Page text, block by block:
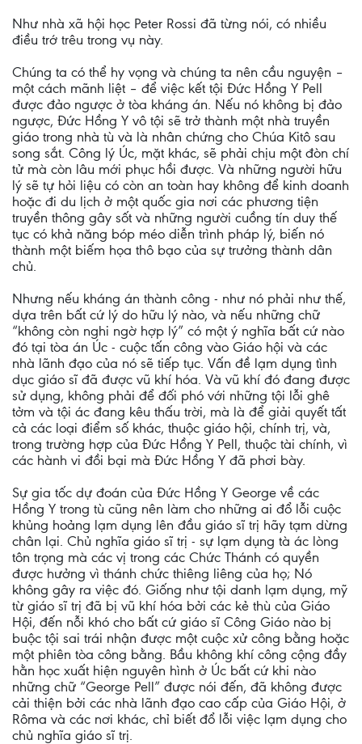
Như nhà xã hội học Peter Rossi đã từng nói, có nhiều
điều trớ trêu trong vụ này.
Chúng ta có thể hy vọng và chúng ta nên cầu nguyện –
một cách mãnh liệt – để việc kết tội Đức Hồng Y Pell
được đảo ngược ở tòa kháng án. Nếu nó không bị đảo
ngược, Đức Hồng Y vô tội sẽ trở thành một nhà truyền
giáo trong nhà tù và là nhân chứng cho Chúa Kitô sau
song sắt. Công lý Úc, mặt khác, sẽ phải chịu một đòn chí
tử mà còn lâu mới phục hồi được. Và những người hữu
lý sẽ tự hỏi liệu có còn an toàn hay không để kinh doanh
hoặc đi du lịch ở một quốc gia nơi các phương tiện
truyền thông gây sốt và những người cuồng tín duy thế
tục có khả năng bóp méo diễn trình pháp lý, biến nó
thành một biếm họa thô bạo của sự trưởng thành dân
chủ.
Nhưng nếu kháng án thành công - như nó phải như thế,
dựa trên bất cứ lý do hữu lý nào, và nếu những chữ
“không còn nghi ngờ hợp lý” có một ý nghĩa bất cứ nào
đó tại tòa án Úc - cuộc tấn công vào Giáo hội và các
nhà lãnh đạo của nó sẽ tiếp tục. Vấn đề lạm dụng tình
dục giáo sĩ đã được vũ khí hóa. Và vũ khí đó đang được
sử dụng, không phải để đối phó với những tội lỗi ghê
tởm và tội ác đang kêu thấu trời, mà là để giải quyết tất
cả các loại điểm số khác, thuộc giáo hội, chính trị, và,
trong trường hợp của Đức Hồng Y Pell, thuộc tài chính, vì
các hành vi đồi bại mà Đức Hồng Y đã phơi bày.
Sự gia tốc dự đoán của Đức Hồng Y George về các
Hồng Y trong tù cũng nên làm cho những ai đổ lỗi cuộc
khủng hoảng lạm dụng lên đầu giáo sĩ trị hãy tạm dừng
chân lại. Chủ nghĩa giáo sĩ trị - sự lạm dụng tà ác lòng
tôn trọng mà các vị trong các Chức Thánh có quyền
được hưởng vì thánh chức thiêng liêng của họ; Nó
không gây ra việc đó. Giống như tội danh lạm dụng, mỹ
từ giáo sĩ trị đã bị vũ khí hóa bởi các kẻ thù của Giáo
Hội, đến nỗi khó cho bất cứ giáo sĩ Công Giáo nào bị
buộc tội sai trái nhận được một cuộc xử công bằng hoặc
một phiên tòa công bằng. Bầu không khí công cộng đầy
hằn học xuất hiện nguyên hình ở Úc bất cứ khi nào
những chữ “George Pell” được nói đến, đã không được
cải thiện bởi các nhà lãnh đạo cao cấp của Giáo Hội, ở
Rôma và các nơi khác, chỉ biết đổ lỗi việc lạm dụng cho
chủ nghĩa giáo sĩ trị.